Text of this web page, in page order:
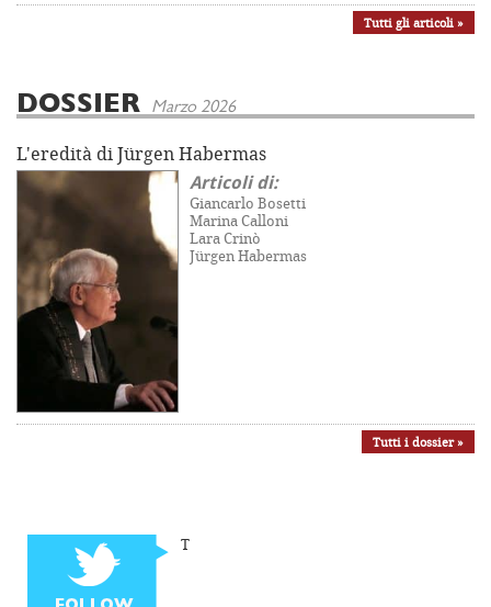
Tutti gli articoli »
DOSSIER Marzo 2026
L'eredità di Jürgen Habermas
Articoli di:
Giancarlo Bosetti
Marina Calloni
Lara Crinò
Jürgen Habermas
Tutti i dossier »
T